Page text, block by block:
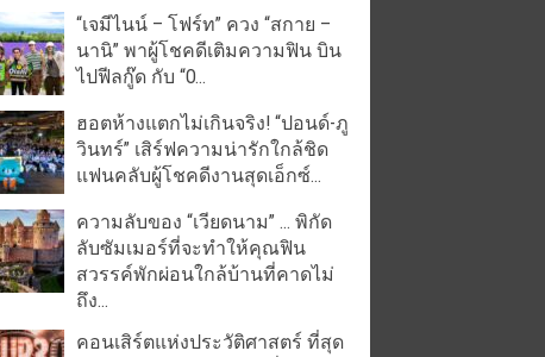
“เจมีไนน์ – โฟร์ท” ควง “สกาย –
นานิ” พาผู้โชคดีเติมความฟิน บิน
ไปฟีลกู๊ด กับ “O...
ฮอตห้างแตกไม่เกินจริง! “ปอนด์-ภู
วินทร์” เสิร์ฟความน่ารักใกล้ชิด
แฟนคลับผู้โชคดีงานสุดเอ็กซ์...
ความลับของ “เวียดนาม” … พิกัด
ลับซัมเมอร์ที่จะทำให้คุณฟิน
สวรรค์พักผ่อนใกล้บ้านที่คาดไม่
ถึง...
คอนเสิร์ตแห่งประวัติศาสตร์ ที่สุด